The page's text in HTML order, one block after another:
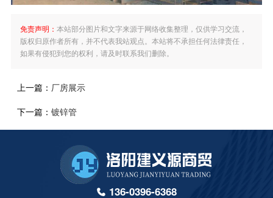
免责声明： 本站部分图片和文字来源于网络收集整理，仅供学习交流，
版权归原作者所有，并不代表我站观点。本站将不承担任何法律责任，
如果有侵犯到您的权利，请及时联系我们删除。
上一篇： 厂房展示
下一篇： 镀锌管
136-0396-6368